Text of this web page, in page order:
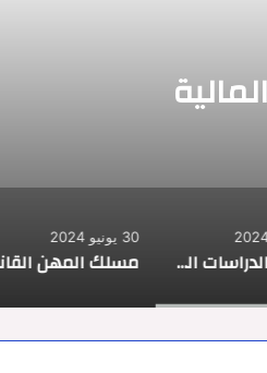
30 يونيو 2024
مسلك المهن القانونية والقضائية
30 يونيو 2024